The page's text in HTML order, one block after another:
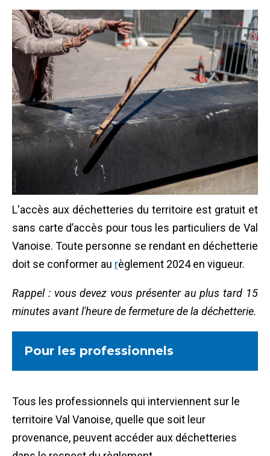
L'accès aux déchetteries du territoire est gratuit et
sans carte d’accès pour tous les particuliers de Val
Vanoise. Toute personne se rendant en déchetterie
doit se conformer au règlement 2024 en vigueur.
Rappel : vous devez vous présenter au plus tard 15
minutes avant l'heure de fermeture de la déchetterie.
Pour les professionnels
Tous les professionnels qui interviennent sur le
territoire Val Vanoise, quelle que soit leur
provenance, peuvent accéder aux déchetteries